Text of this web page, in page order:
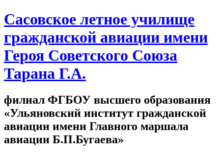
Сасовское летное училище
гражданской авиации имени
Героя Советского Союза
Тарана Г.А.
филиал ФГБОУ высшего образования
«Ульяновский институт гражданской
авиации имени Главного маршала
авиации Б.П.Бугаева»